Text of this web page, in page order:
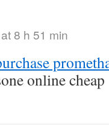
8 h 51 min
online cheap